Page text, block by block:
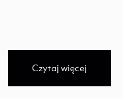
Czytaj więcej